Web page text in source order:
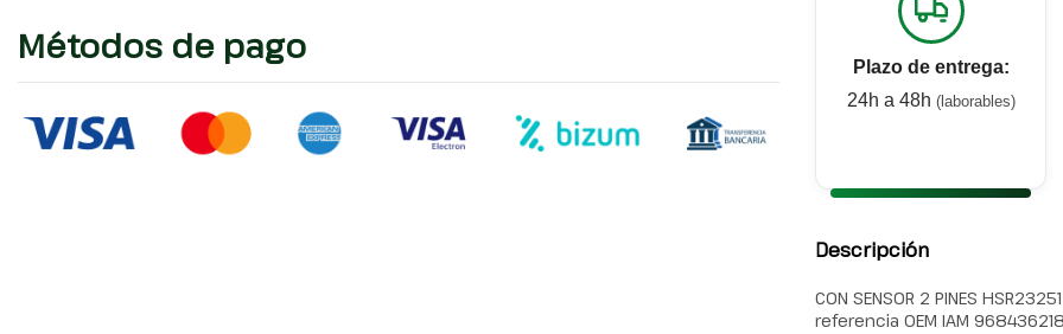
Métodos de pago
Plazo de entrega:
24h a 48h (laborables)
Descripción
CON SENSOR 2 PINES
referencia OEM IAM